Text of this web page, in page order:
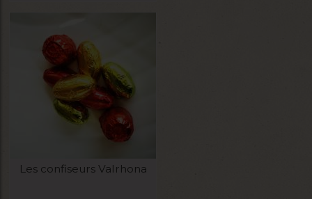
Les confiseurs Valrhona